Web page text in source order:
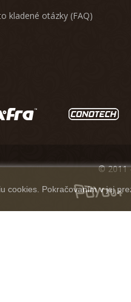
kladené otázky (FAQ)
cookies. Pokračovaním v jej
© 2011